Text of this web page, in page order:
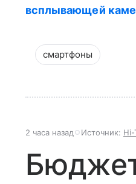
всплывающей
смартфоны
2 часа назад Источник: Hi-